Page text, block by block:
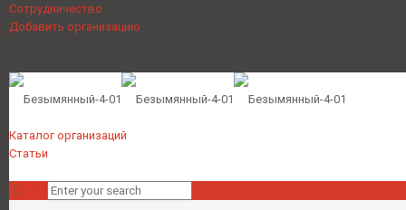
Сотрудничество
Добавить организацию
Каталог организаций
Статьи